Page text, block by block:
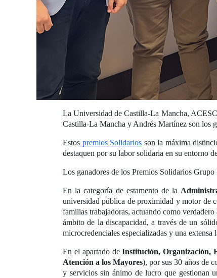
La Universidad de Castilla-La Mancha,
Castilla-La Mancha y Andrés Martínez son los
Estos premios Solidarios son la máxima
destaquen por su labor solidaria en su entorno
Los ganadores de los Premios Solidarios
En la categoría de estamento de la
universidad pública de proximidad y motor de
familias trabajadoras, actuando como
ámbito de la discapacidad, a través de un
microcredenciales especializadas y una
En el apartado deInstitución, Organización,
Atención a los Mayores), por sus 30 años de
y servicios sin ánimo de lucro que gestionan